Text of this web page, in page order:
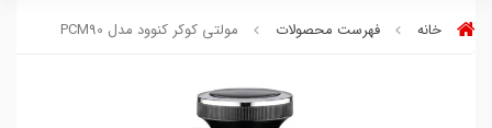
خانه فهرست محصولات مولتی کوکر کنوود مدل PCM90